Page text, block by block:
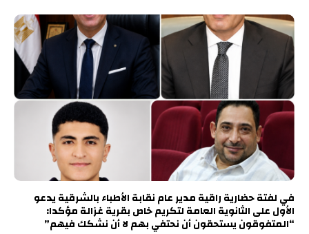
في لفتة حضارية راقية مدير عام نقابة الأطباء بالشرقية يدعو
الأول على الثانوية العامة لتكريم خاص بقرية غزالة مؤكدا:
“المتفوقون يستحقون أن نحتفي بهم لا أن نشكك فيهم”